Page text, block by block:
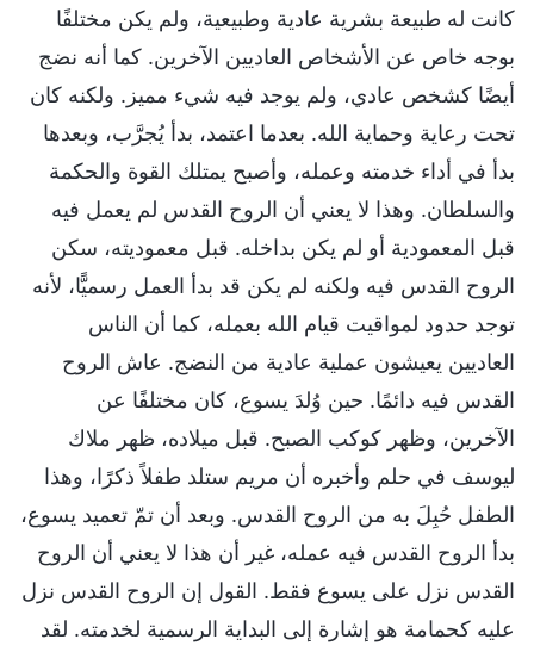
كانت له طبيعة بشرية عادية وطبيعية، ولم يكن مختلفًا
بوجه خاص عن الأشخاص العاديين الآخرين. كما أنه نضج
أيضًا كشخص عادي، ولم يوجد فيه شيء مميز. ولكنه كان
تحت رعاية وحماية الله. بعدما اعتمد، بدأ يُجرَّب، وبعدها
بدأ في أداء خدمته وعمله، وأصبح يمتلك القوة والحكمة
والسلطان. وهذا لا يعني أن الروح القدس لم يعمل فيه
قبل المعمودية أو لم يكن بداخله. قبل معموديته، سكن
الروح القدس فيه ولكنه لم يكن قد بدأ العمل رسميًّا، لأنه
توجد حدود لمواقيت قيام الله بعمله، كما أن الناس
العاديين يعيشون عملية عادية من النضج. عاش الروح
القدس فيه دائمًا. حين وُلدَ يسوع، كان مختلفًا عن
الآخرين، وظهر كوكب الصبح. قبل ميلاده، ظهر ملاك
ليوسف في حلم وأخبره أن مريم ستلد طفلاً ذكرًا، وهذا
الطفل حُبِلَ به من الروح القدس. وبعد أن تمّ تعميد يسوع،
بدأ الروح القدس فيه عمله، غير أن هذا لا يعني أن الروح
القدس نزل على يسوع فقط. القول إن الروح القدس نزل
عليه كحمامة هو إشارة إلى البداية الرسمية لخدمته. لقد